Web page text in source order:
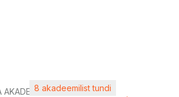
AKADEEMIA8 akadeemilist tundi